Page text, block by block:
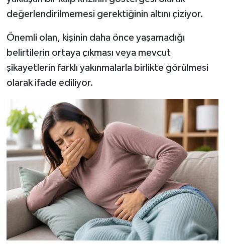
değerlendirilmemesi gerektiğinin altını çiziyor.
Önemli olan, kişinin daha önce yaşamadığı
belirtilerin ortaya çıkması veya mevcut
şikayetlerin farklı yakınmalarla birlikte görülmesi
olarak ifade ediliyor.